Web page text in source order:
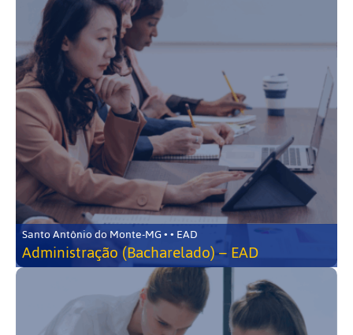
Santo Antônio do Monte-MG • • EAD
Administração (Bacharelado) – EAD